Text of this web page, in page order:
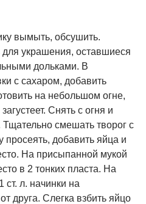
вымыть, обсушить.
для украшения, оставшиеся
дольками. В
с сахаром, добавить
на небольшом огне,
Снять с огня и
Тщательно смешать творог с
добавить яйца и
На присыпанной мукой
в 2 тонких пласта. На
л. начинки на
друга. Слегка взбить яйцо